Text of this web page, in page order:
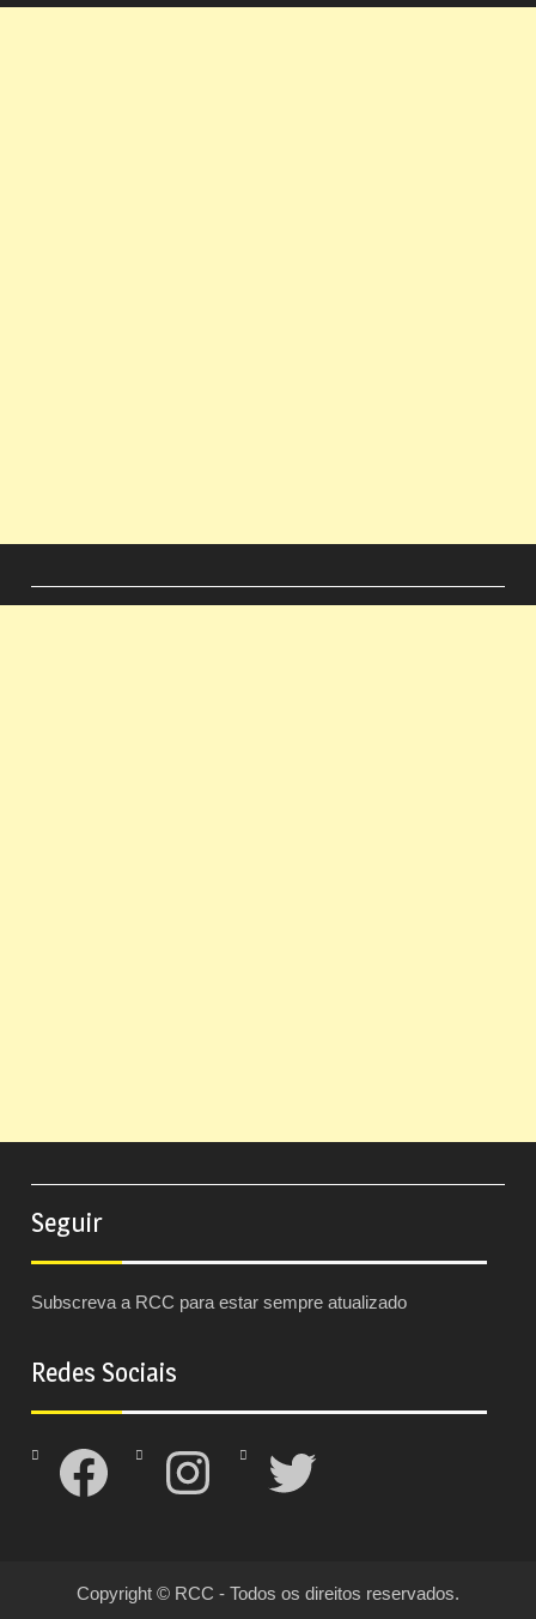
Seguir
Subscreva a RCC para estar sempre atualizado
Redes Sociais
Facebook Instagram Twitter
Copyright © RCC - Todos os direitos reservados.